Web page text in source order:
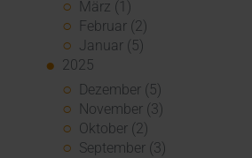
März (1)
Februar (2)
Januar (5)
2025
Dezember (5)
November (3)
Oktober (2)
September (3)